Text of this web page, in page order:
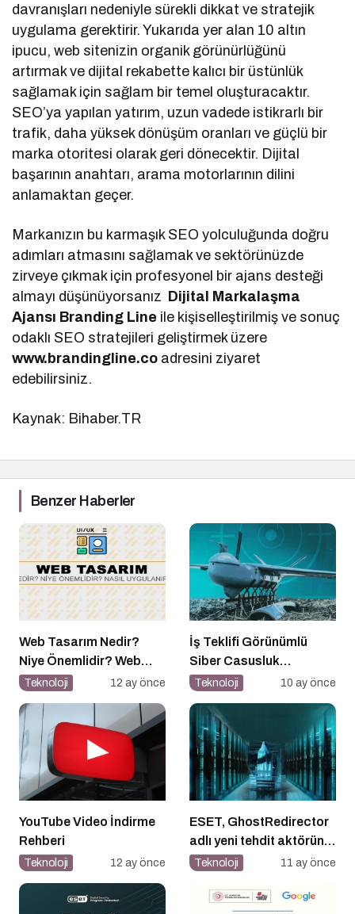
davranışları nedeniyle sürekli dikkat ve stratejik
uygulama gerektirir. Yukarıda yer alan 10 altın
ipucu, web sitenizin organik görünürlüğünü
artırmak ve dijital rekabette kalıcı bir üstünlük
sağlamak için sağlam bir temel oluşturacaktır.
SEO’ya yapılan yatırım, uzun vadede istikrarlı bir
trafik, daha yüksek dönüşüm oranları ve güçlü bir
marka otoritesi olarak geri dönecektir. Dijital
başarının anahtarı, arama motorlarının dilini
anlamaktan geçer.
Markanızın bu karmaşık SEO yolculuğunda doğru
adımları atmasını sağlamak ve sektörünüzde
zirveye çıkmak için profesyonel bir ajans desteği
almayı düşünüyorsanız Dijital Markalaşma
Ajansı Branding Line ile kişiselleştirilmiş ve sonuç
odaklı SEO stratejileri geliştirmek üzere
www.brandingline.co adresini ziyaret
edebilirsiniz.
Kaynak: Bihaber.TR
Benzer Haberler
Web Tasarım Nedir?
Niye Önemlidir? Web
Tasarım Nasıl Yapılır?
Teknoloji 12 ay önce
İş Teklifi Görünümlü
Siber Casusluk
Operasyonu
Teknoloji 10 ay önce
YouTube Video İndirme
Rehberi
Teknoloji 12 ay önce
ESET, GhostRedirector
adlı yeni tehdit aktörünü
keşfetti
Teknoloji 11 ay önce